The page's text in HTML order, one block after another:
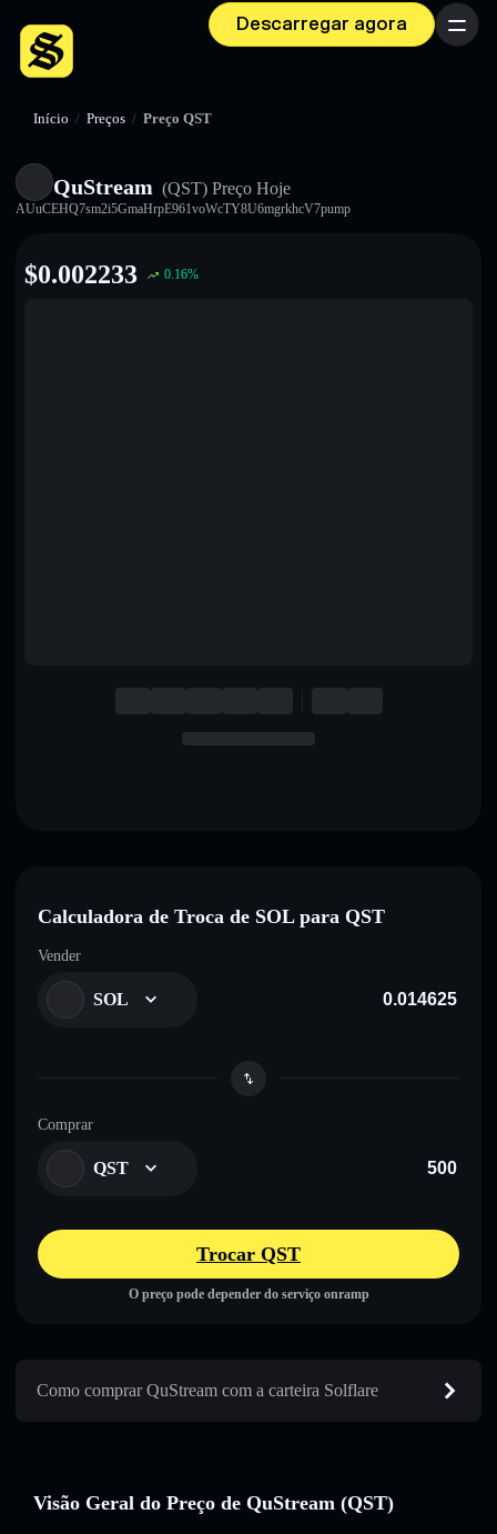
Descarregar agora Menu
Início / Preços / Preço QST
QuStream (QST) Preço Hoje
AUuCEHQ7sm2i5GmaHrpE961voWcTY8U6mgrkhcV7pump
$0.002233 0.16%
Calculadora de Troca de SOL para QST
Vender
SOL
Comprar
QST
Trocar QST
O preço pode depender do serviço onramp
Como comprar QuStream com a carteira Solflare
Visão Geral do Preço de QuStream (QST)